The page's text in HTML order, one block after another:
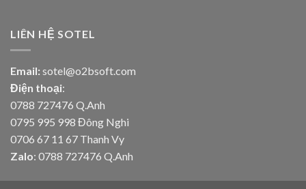
LIÊN HỆ SOTEL
Email: sotel@o2bsoft.com
Điện thoại:
0788 727476 Q.Anh
0795 995 998 Đông Nghi
0706 67 11 67 Thanh Vy
Zalo: 0788 727476 Q.Anh